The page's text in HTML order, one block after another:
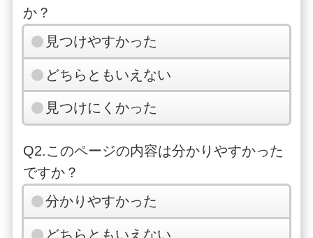
か？
見つけやすかった
どちらともいえない
見つけにくかった
Q2.このページの内容は分かりやすかった
ですか？
分かりやすかった
どちらともいえない